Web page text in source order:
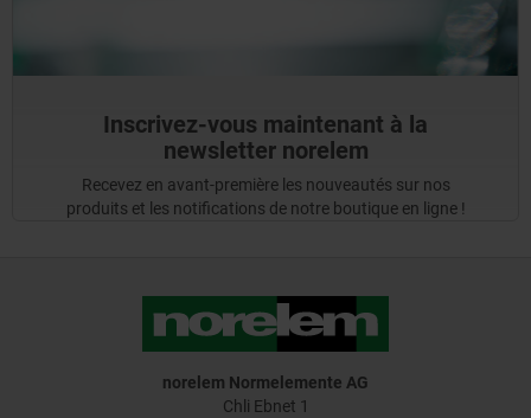
Inscrivez-vous maintenant à la
newsletter norelem
Recevez en avant-première les nouveautés sur nos
produits et les notifications de notre boutique en ligne !
norelem Normelemente AG
Chli Ebnet 1